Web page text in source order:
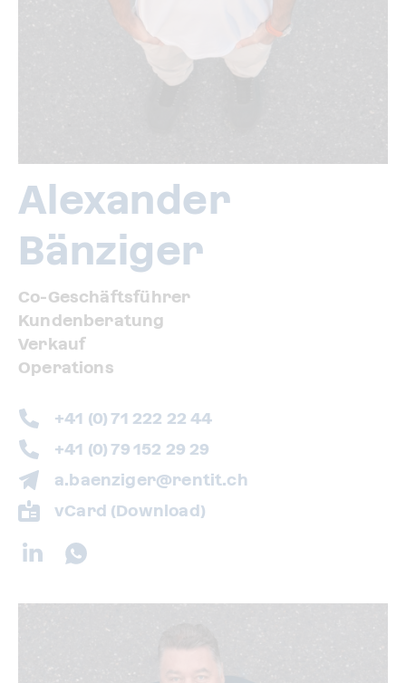
Alexander
Bänziger
Co-Geschäftsführer
Kundenberatung
Verkauf
Operations
+41 (0) 71 222 22 44
+41 (0) 79 152 29 29
a.baenziger@rentit.ch
vCard (Download)